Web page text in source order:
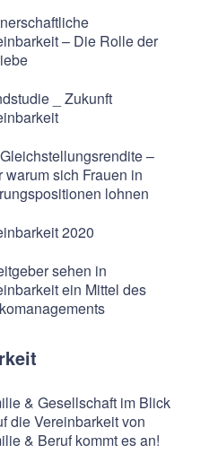
– Die Rolle der
_ Zukunft
–
warum sich Frauen in
lohnen
2020
sehen in
ein Mittel des
& Gesellschaft im Blick
die Vereinbarkeit von
& Beruf kommt es an!